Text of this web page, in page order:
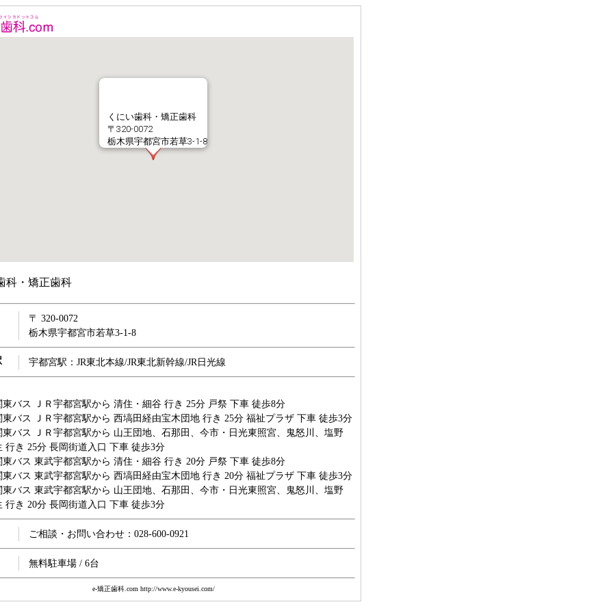
くにい歯科・矯正歯科
〒320-0072
栃木県宇都宮市若草3-1-8
科・矯正歯科
〒 320-0072
栃木県宇都宮市若草3-1-8
宇都宮駅：JR東北本線/JR東北新幹線/JR日光線
東バス ＪＲ宇都宮駅から 清住・細谷 行き 25分 戸祭 下車 徒歩8分
東バス ＪＲ宇都宮駅から 西塙田経由宝木団地 行き 25分 福祉プラザ 下車 徒歩3分
東バス ＪＲ宇都宮駅から 山王団地、石那田、今市・日光東照宮、鬼怒川、塩野
行き 25分 長岡街道入口 下車 徒歩3分
東バス 東武宇都宮駅から 清住・細谷 行き 20分 戸祭 下車 徒歩8分
東バス 東武宇都宮駅から 西塙田経由宝木団地 行き 20分 福祉プラザ 下車 徒歩3分
東バス 東武宇都宮駅から 山王団地、石那田、今市・日光東照宮、鬼怒川、塩野
行き 20分 長岡街道入口 下車 徒歩3分
ご相談・お問い合わせ：028-600-0921
無料駐車場 / 6台
e-矯正歯科.com http://www.e-kyousei.com/